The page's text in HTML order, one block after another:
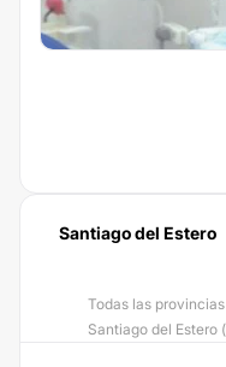
Santiago del Estero
Todas las provincias
Santiago del Estero